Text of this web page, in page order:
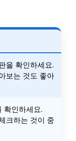
을 확인하세요.
보는 것도 좋아
확인하세요.
크하는 것이 중